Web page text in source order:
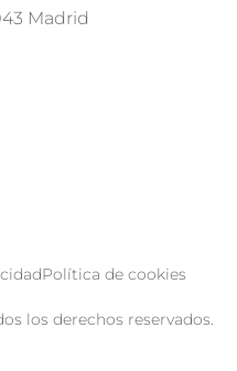
Madrid
Política de cookies
los derechos reservados.